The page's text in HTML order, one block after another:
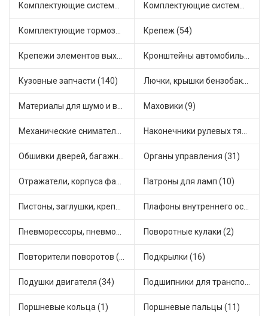
Комплектующие системы отопления (58) Комплектующие системы питания (33)
Комплектующие тормозной системы (41) Крепеж (54)
Крепежи элементов выхлопной системы (9) Кронштейны автомобильные (15)
Кузовные запчасти (140) Лючки, крышки бензобака (9)
Материалы для шумо и виброизоляции (2) Маховики (9)
Механические сниматели (1) Наконечники рулевых тяг (53)
Обшивки дверей, багажника, потолков, накладки салона (41) Органы управления (31)
Отражатели, корпуса фар и фонарей (1) Патроны для ламп (10)
Пистоны, заглушки, крепежные элементы (19) Плафоны внутреннего освещения (2)
Пневморессоры, пневмоподушки (1) Поворотные кулаки (2)
Повторители поворотов (19) Подкрылки (16)
Подушки двигателя (34) Подшипники для транспорта (78)
Поршневые кольца (1) Поршневые пальцы (11)